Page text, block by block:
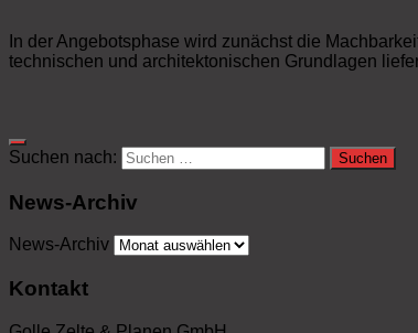
In der Angebotsphase wird zunächst die
technischen und architektonischen Grundlagen
Suchen nach:
News-Archiv
News-Archiv
Kontakt